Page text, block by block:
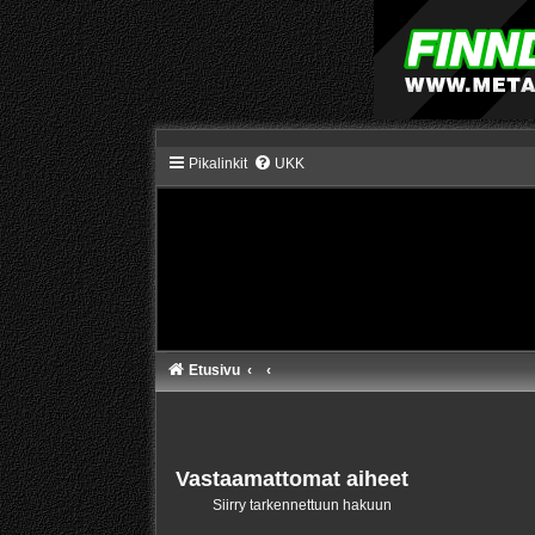
Pikalinkit UKK
Etusivu
Vastaamattomat aiheet
Siirry tarkennettuun hakuun